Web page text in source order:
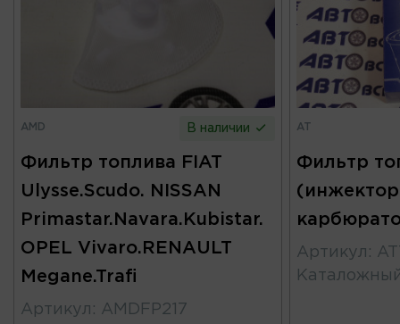
AMD В наличии
Фильтр топлива FIAT
Ulysse.Scudo. NISSAN
Primastar.Navara.Kubistar.
OPEL Vivaro.RENAULT
Megane.Trafi
Артикул : AMDFP217
AT
Фильтр
Артикул :